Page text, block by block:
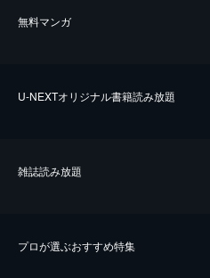
無料マンガ
U-NEXTオリジナル書籍読み放題
雑誌読み放題
プロが選ぶおすすめ特集